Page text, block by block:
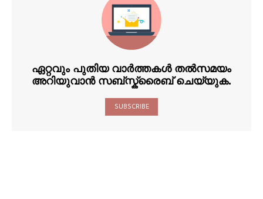
ഏറ്റവും പുതിയ വാർത്തകൾ തൽസമയം
അറിയുവാൻ സബ്സ്ക്രൈബ് ചെയ്യുക.
SUBSCRIBE